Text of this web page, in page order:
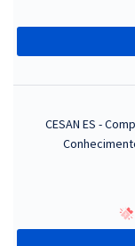
CESAN ES -